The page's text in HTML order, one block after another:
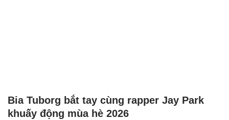
Bia Tuborg bắt tay cùng rapper Jay Park
khuấy động mùa hè 2026